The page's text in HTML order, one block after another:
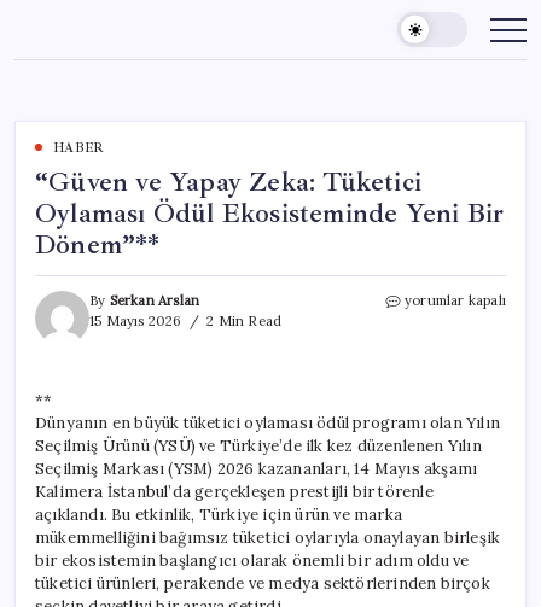
content
HABER
“Güven ve Yapay Zeka: Tüketici
Oylaması Ödül Ekosisteminde Yeni Bir
Dönem”**
By Serkan Arslan
15 Mayıs 2026
2 Min Read
“Güven
Ödül
Ekosisteminde
Yeni
Bir
yorumlar kapalı
**
Dünyanın en büyük tüketici oylaması ödül programı olan Yılın
Seçilmiş Ürünü (YSÜ) ve Türkiye’de ilk kez düzenlenen Yılın
Seçilmiş Markası (YSM) 2026 kazananları, 14 Mayıs akşamı
Kalimera İstanbul’da gerçekleşen prestijli bir törenle
açıklandı. Bu etkinlik, Türkiye için ürün ve marka
mükemmelliğini bağımsız tüketici oylarıyla onaylayan birleşik
bir ekosistemin başlangıcı olarak önemli bir adım oldu ve
tüketici ürünleri, perakende ve medya sektörlerinden birçok